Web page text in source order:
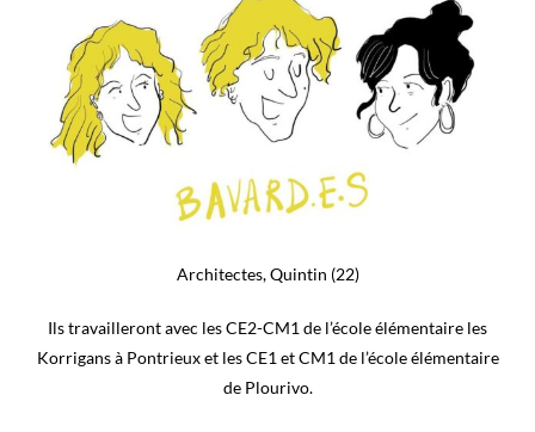
Architectes, Quintin (22)
Ils travailleront avec les CE2-CM1 de l’école élémentaire les
Korrigans à Pontrieux et les CE1 et CM1 de l’école élémentaire
de Plourivo.